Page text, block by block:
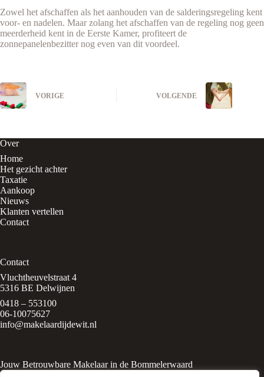
Zowel het afschaffen als het aanhouden van de salderingsregeling kent
voor- en nadelen. Maar zolang het afschaffen van de regeling nog geen
meerderheid kent in de Eerste Kamer, profiteert de
zonnepanelenbezitter nog even van dit voordeel.
VORIGE VOLGENDE
Over
Home
Het gezicht achter
Taxatie
Aankoop
Nieuws
Klanten vertellen
Contact
Contact
Vluchtheuvelstraat 4
5316 BE Delwijnen
0418 – 553100
06-10075627
info@makelaardijdewit.nl
Jouw Betrouwbare Makelaar in de Bommelerwaard